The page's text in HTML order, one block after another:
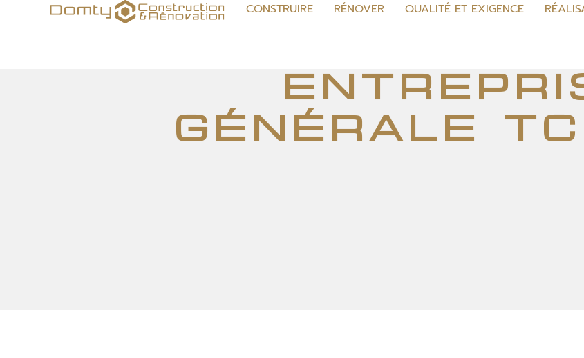
CONSTRUIRE RÉNOVER QUALITÉ ET EXIGENCE
générale